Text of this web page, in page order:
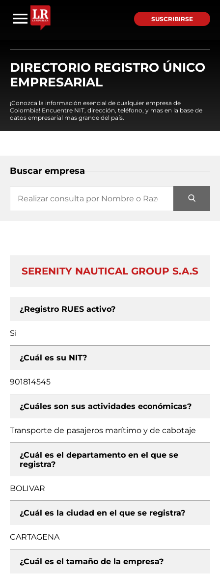
SUSCRIBIRSE
DIRECTORIO REGISTRO ÚNICO
EMPRESARIAL
¡Conozca la información esencial de cualquier empresa de
Colombia! Encuentre NIT, dirección, teléfono, y mas en la base de
datos empresarial mas grande del país.
Buscar empresa
SERENITY NAUTICAL GROUP S.A.S
¿Registro RUES activo?
Si
¿Cuál es su NIT?
901814545
¿Cuáles son sus actividades económicas?
Transporte de pasajeros marítimo y de cabotaje
¿Cuál es el departamento en el que se
registra?
BOLIVAR
¿Cuál es la ciudad en el que se registra?
CARTAGENA
¿Cuál es el tamaño de la empresa?